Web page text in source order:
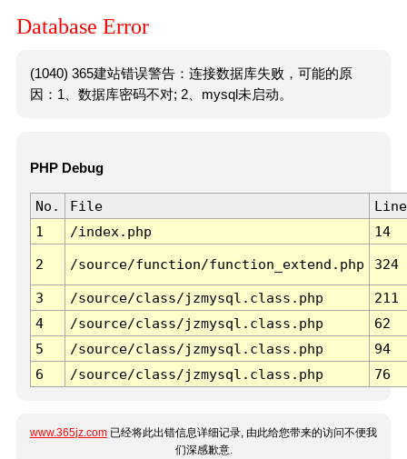
Database Error
(1040) 365建站错误警告：连接数据库失败，可能的原
因：1、数据库密码不对; 2、mysql未启动。
PHP Debug
No. File
Line
1
/index.php 14
2 /source/function/function_extend.php 324
3 /source/class/jzmysql.class.php
211
4
/source/class/jzmysql.class.php
62
5
/source/class/jzmysql.class.php
94
6
/source/class/jzmysql.class.php 76
www.365jz.com 已经将此出错信息详细记录, 由此给您带来的访问不便我
们深感歉意.